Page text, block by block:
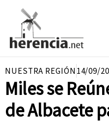
contenido
NUESTRA REGIÓN14/09/
Miles se
de Albacete